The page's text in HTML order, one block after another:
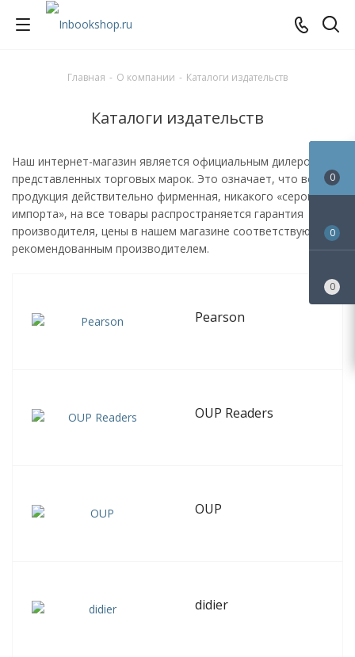
Главная - О компании - Каталоги издательств
Каталоги издательств
Наш интернет-магазин является официальным дилером
представленных торговых марок. Это означает, что вся
продукция действительно фирменная, никакого «серого
импорта», на все товары распространяется гарантия
производителя, цены в нашем магазине соответствуют,
рекомендованным производителем.
Pearson
OUP Readers
OUP
didier
0
0
0